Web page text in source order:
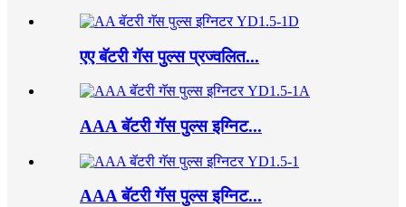
एए बॅटरी गॅस पुल्स प्रज्वलित...
AAA बॅटरी गॅस पुल्स इग्निट...
AAA बॅटरी गॅस पुल्स इग्निट...